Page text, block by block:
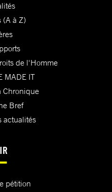
(A à Z)
de l'Homme
MADE IT
Chronique
Bref
actualités
pétition